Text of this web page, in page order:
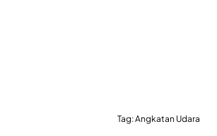
Tag:Angkatan Udara